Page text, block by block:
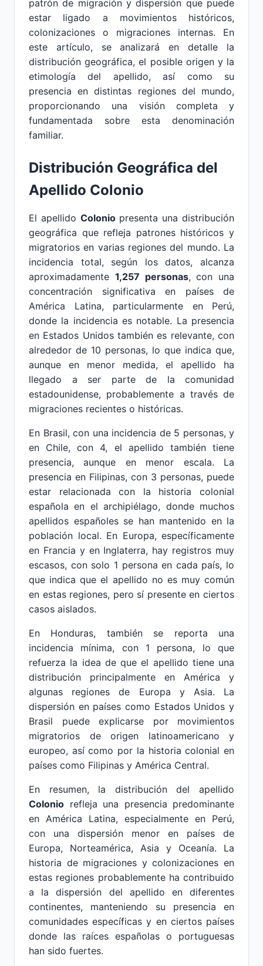
patrón de migración y dispersión que puede
estar ligado a movimientos históricos,
colonizaciones o migraciones internas. En
este artículo, se analizará en detalle la
distribución geográfica, el posible origen y la
etimología del apellido, así como su
presencia en distintas regiones del mundo,
proporcionando una visión completa y
fundamentada sobre esta denominación
familiar.
Distribución Geográfica del
Apellido Colonio
El apellido Coloniopresenta una distribución
geográfica que refleja patrones históricos y
migratorios en varias regiones del mundo. La
incidencia total, según los datos, alcanza
aproximadamente 1,257 personas, con una
concentración significativa en países de
América Latina, particularmente en Perú,
donde la incidencia es notable. La presencia
en Estados Unidos también es relevante, con
alrededor de 10 personas, lo que indica que,
aunque en menor medida, el apellido ha
llegado a ser parte de la comunidad
estadounidense, probablemente a través de
migraciones recientes o históricas.
En Brasil, con una incidencia de 5 personas, y
en Chile, con 4, el apellido también tiene
presencia, aunque en menor escala. La
presencia en Filipinas, con 3 personas, puede
estar relacionada con la historia colonial
española en el archipiélago, donde muchos
apellidos españoles se han mantenido en la
población local. En Europa, específicamente
en Francia y en Inglaterra, hay registros muy
escasos, con solo 1 persona en cada país, lo
que indica que el apellido no es muy común
en estas regiones, pero sí presente en ciertos
casos aislados.
En Honduras, también se reporta una
incidencia mínima, con 1 persona, lo que
refuerza la idea de que el apellido tiene una
distribución principalmente en América y
algunas regiones de Europa y Asia. La
dispersión en países como Estados Unidos y
Brasil puede explicarse por movimientos
migratorios de origen latinoamericano y
europeo, así como por la historia colonial en
países como Filipinas y América Central.
En resumen, la distribución del apellido
Colonio refleja una presencia predominante
en América Latina, especialmente en Perú,
con una dispersión menor en países de
Europa, Norteamérica, Asia y Oceanía. La
historia de migraciones y colonizaciones en
estas regiones probablemente ha contribuido
a la dispersión del apellido en diferentes
continentes, manteniendo su presencia en
comunidades específicas y en ciertos países
donde las raíces españolas o portuguesas
han sido fuertes.